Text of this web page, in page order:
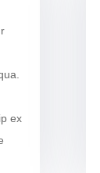
ex